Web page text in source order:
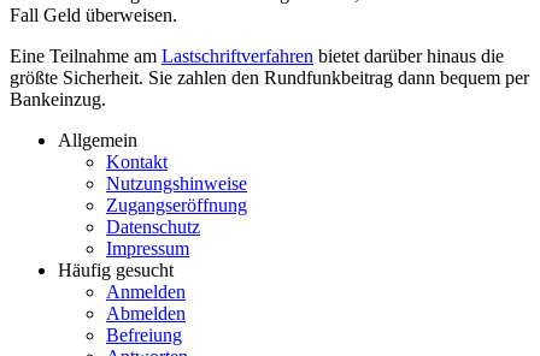
Fall Geld über­weisen.
Eine Teil­nahme am Lastschriftverfahren bietet darüber hinaus die
größte Sicher­heit. Sie zahlen den Rund­funk­beitrag dann bequem per
Bank­einzug.
Allgemein
Kontakt
Nutzungshinweise
Zugangseröffnung
Datenschutz
Impressum
Häufig gesucht
Anmelden
Abmelden
Befreiung